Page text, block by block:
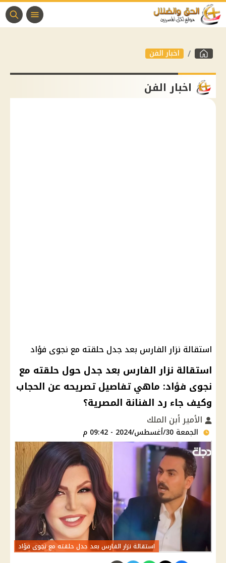
اخبار الفن
اخبار الفن
استقالة نزار الفارس بعد جدل حلقته مع نجوى فؤاد
استقالة نزار الفارس بعد جدل حول حلقته مع
نجوى فؤاد: ماهي تفاصيل تصريحه عن الحجاب
وكيف جاء رد الفنانة المصرية؟
الأمير أبن الملك
الجمعة 30/أغسطس/2024 - 09:42 م
استقالة نزار الفارس بعد جدل حلقته مع نجوى فؤاد